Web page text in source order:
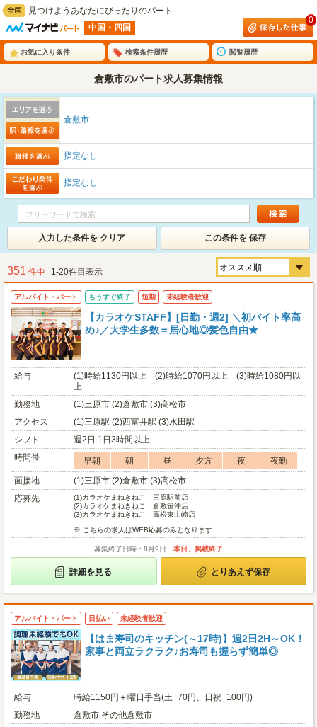
見つけようあなたにぴったりのパート
中国・四国
0
お気に入り条件 検索条件履歴 閲覧履歴
倉敷市のパート求人募集情報
倉敷市
指定なし
指定なし
入力した条件を クリア この条件を 保存
351 件中 1-20件目表示
アルバイト・パート もうすぐ終了 短期 未経験者歓迎
【カラオケSTAFF】[日勤・週2] ＼初バイト率高
め♪／大学生多数＝居心地◎髪色自由★
給与
(1)時給1130円以上 (2)時給1070円以上 (3)時給1080円以
上
勤務地
(1)三原市 (2)倉敷市 (3)高松市
アクセス
(1)三原駅 (2)西富井駅 (3)水田駅
シフト
週2日 1日3時間以上
時間帯
早朝 朝 昼 夕方 夜
夜勤
面接地
(1)三原市 (2)倉敷市 (3)高松市
応募先
(1)カラオケまねきねこ 三原駅前店
(2)カラオケまねきねこ 倉敷笹沖店
(3)カラオケまねきねこ 高松東山崎店
※ こちらの求人はWEB応募のみとなります
募集終了日時：8月9日 本日、掲載終了
詳細を見る とりあえず保存
アルバイト・パート 日払い 未経験者歓迎
【はま寿司のキッチン(～17時)】週2日2H～OK！
家事と両立ラクラク♪お寿司も握らず簡単◎
給与
時給1150円＋曜日手当(土+70円、日祝+100円)
勤務地
倉敷市 その他倉敷市